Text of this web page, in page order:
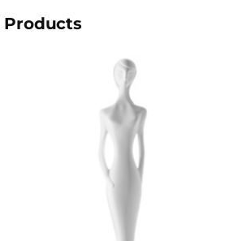
Products